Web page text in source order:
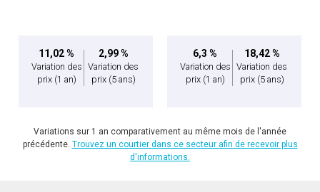
11,02 %
Variation des
prix (1 an)
2,99 %
Variation des
prix (5 ans)
6,3 %
Variation des
prix (1 an)
18,42 %
Variation des
prix (5 ans)
Variations sur 1 an comparativement au même mois de l'année
précédente. Trouvez un courtier dans ce secteur afin de recevoir plus
d'informations.